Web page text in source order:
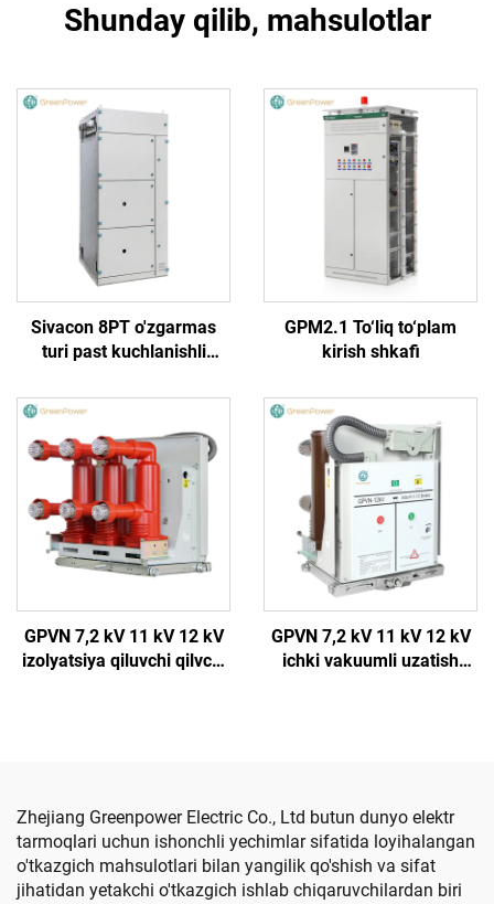
Shunday qilib, mahsulotlar
Sivacon 8PT o'zgarmas
turi past kuchlanishli
GPM2.1 To‘liq to‘plam
kirish shkafi
GPVN 7,2 kV 11 kV 12 kV
izolyatsiya qiluvchi qilvchi
GPVN 7,2 kV 11 kV 12 kV
ichki vakuumli uzatish
Zhejiang Greenpower Electric Co., Ltd butun dunyo elektr
tarmoqlari uchun ishonchli yechimlar sifatida loyihalangan
o'tkazgich mahsulotlari bilan yangilik qo'shish va sifat
jihatidan yetakchi o'tkazgich ishlab chiqaruvchilardan biri